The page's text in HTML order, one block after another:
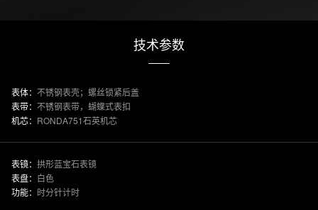
技术参数
表体： 不锈钢表壳；螺丝锁紧后盖
表带： 不锈钢表带，蝴蝶式表扣
机芯： RONDA751石英机芯
表镜： 拱形蓝宝石表镜
表盘： 白色
功能： 时分针计时